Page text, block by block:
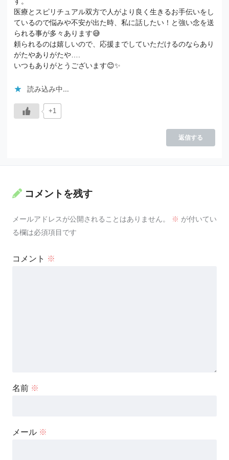
医療とスピリチュアル双方で人がより良く生きるお手伝いをし
ているので悩みや不安が出た時、私に話したい！と強い念を送
られる事が多々あります😅
頼られるのは嬉しいので、応援までしていただけるのならあり
がたやありがたや….
いつもありがとうございます😊✨
読み込み中…
+1
返信する
コメントを残す
メールアドレスが公開されることはありません。 ※ が付いてい
る欄は必須項目です
コメント ※
名前 ※
メール ※